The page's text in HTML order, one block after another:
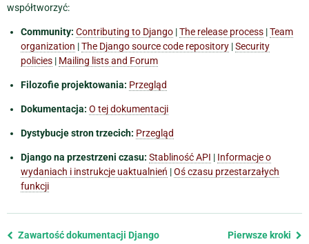
współtworzyć:
Community: Contributing to Django |The release process |Team
organization |The Django source code repository |Security
policies | Mailing lists and Forum
Filozofie projektowania: Przegląd
Dokumentacja: O tej dokumentacji
Dystybucje stron trzecich: Przegląd
Django na przestrzeni czasu: Stabliność API | Informacje o
wydaniach i instrukcje uaktualnień |Oś czasu przestarzałych
funkcji
Previous
Zawartość dokumentacji Django Pierwsze kroki